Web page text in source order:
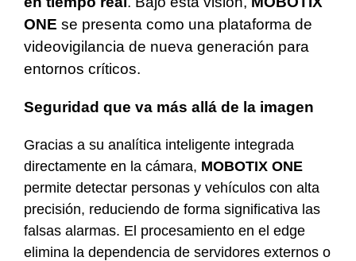
ONE se presenta como una plataforma de
videovigilancia de nueva generación para
entornos críticos.
Seguridad que va más allá de la imagen
Gracias a su analítica inteligente integrada
directamente en la cámara, MOBOTIX ONE
permite detectar personas y vehículos con alta
precisión, reduciendo de forma significativa las
falsas alarmas. El procesamiento en el edge
elimina la dependencia de servidores externos o